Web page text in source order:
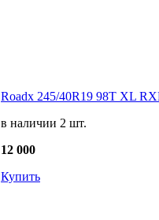
Roadx 245/40R19 98T XL
в наличии 2 шт.
12 000
Купить